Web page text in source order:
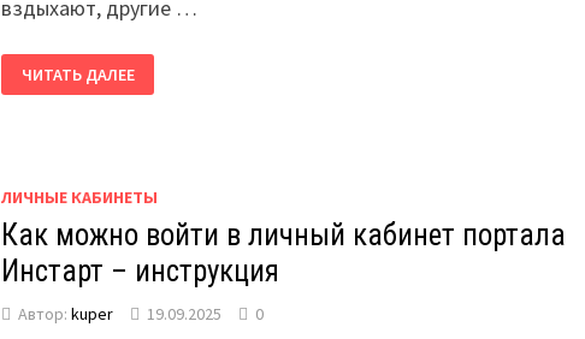
вздыхают, другие …
ЧИТАТЬ ДАЛЕЕ
ЛИЧНЫЕ КАБИНЕТЫ
Как можно войти в личный кабинет портала
Инстарт – инструкция
Автор: kuper 19.09.2025 0